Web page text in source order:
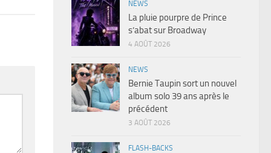
NEWS
La pluie pourpre de Prince
s’abat sur Broadway
4 AOÛT 2026
NEWS
Bernie Taupin sort un nouvel
album solo 39 ans après le
précédent
3 AOÛT 2026
FLASH-BACKS